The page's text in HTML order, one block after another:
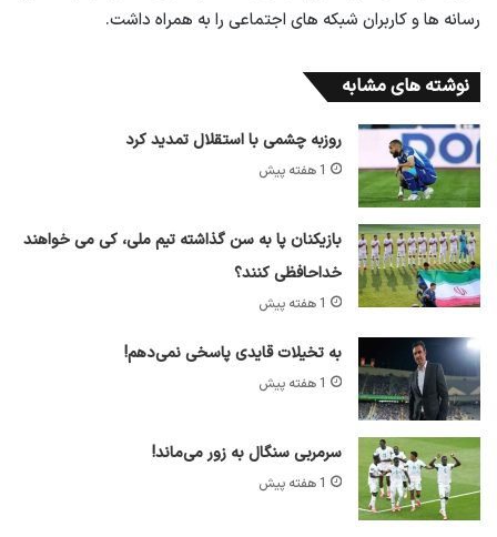
رسانه ها و کاربران شبکه های اجتماعی را به همراه داشت.
نوشته های مشابه
روزبه چشمی با استقلال تمدید کرد
1 هفته پیش
بازیکنان پا به سن گذاشته تیم ملی، کی می خواهند
خداحافظی کنند؟
1 هفته پیش
به تخیلات قایدی پاسخی نمی‌دهم!
1 هفته پیش
سرمربی سنگال به زور می‌ماند!
1 هفته پیش